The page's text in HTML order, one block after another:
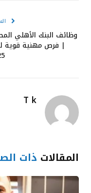
وظائف البنك الأهلي
| فرص مهنية قوية
T k
المقالات ذات